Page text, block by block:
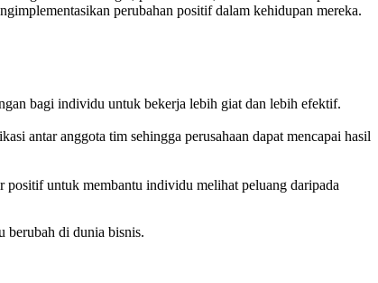
perubahan positif dalam kehidupan mereka.
bagi individu untuk bekerja lebih giat dan lebih efektif.
antar anggota tim sehingga perusahaan dapat mencapai hasil
untuk membantu individu melihat peluang daripada
berubah di dunia bisnis.